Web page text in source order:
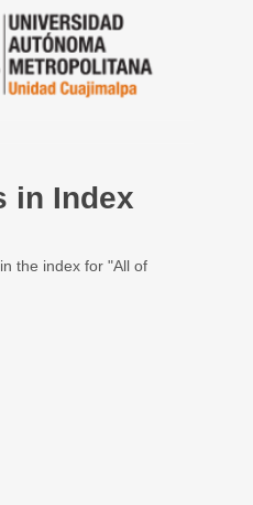
in Index
the index for "All of